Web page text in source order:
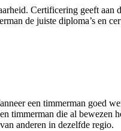
Certificering geeft
de juiste diploma’s en
een timmerman goed
timmerman die al bewezen
anderen in dezelfde regio.